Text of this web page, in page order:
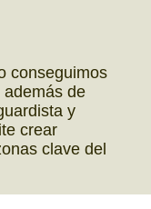
conseguimos
además de
y
crear
clave del